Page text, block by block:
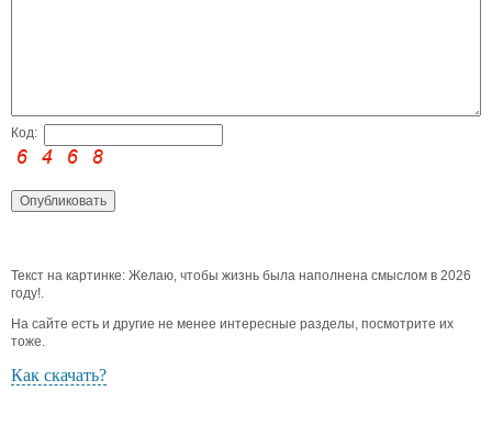
Код:
Текст на картинке: Желаю, чтобы жизнь была наполнена смыслом в 2026
году!.
На сайте есть и другие не менее интересные разделы, посмотрите их
тоже.
Как скачать?